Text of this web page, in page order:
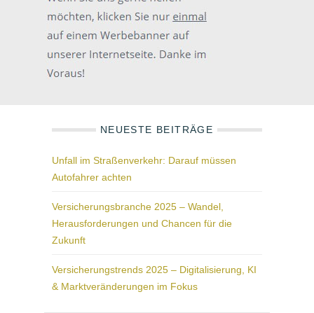
NEUESTE BEITRÄGE
Unfall im Straßenverkehr: Darauf müssen
Autofahrer achten
Versicherungsbranche 2025 – Wandel,
Herausforderungen und Chancen für die
Zukunft
Versicherungstrends 2025 – Digitalisierung, KI
& Marktveränderungen im Fokus